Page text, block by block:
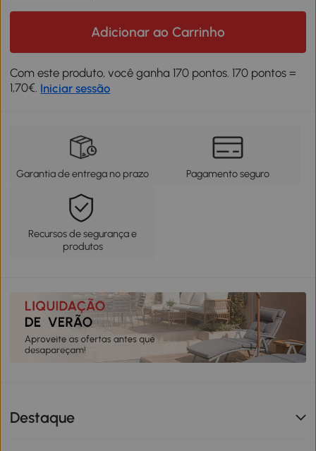
Adicionar ao Carrinho
Com este produto, você ganha 170 pontos. 170 pontos =
1,70€. Iniciar sessão
Garantia de entrega no prazo Pagamento seguro
Recursos de segurança e
produtos
Destaque